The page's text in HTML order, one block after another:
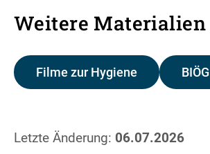
Weitere Materialien
Filme zur Hygiene
Letzte Änderung: 06.07.2026